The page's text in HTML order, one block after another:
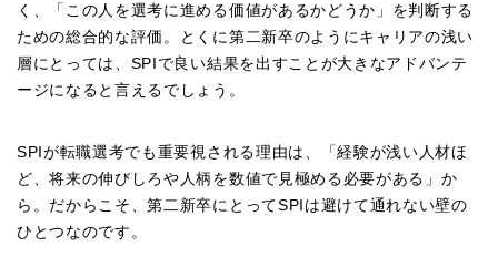
く、「この人を選考に進める価値があるかどうか」を判断する
ための総合的な評価。とくに第二新卒のようにキャリアの浅い
層にとっては、SPIで良い結果を出すことが大きなアドバンテ
ージになると言えるでしょう。
SPIが転職選考でも重要視される理由は、「経験が浅い人材ほ
ど、将来の伸びしろや人柄を数値で見極める必要がある」か
ら。だからこそ、第二新卒にとってSPIは避けて通れない壁の
ひとつなのです。